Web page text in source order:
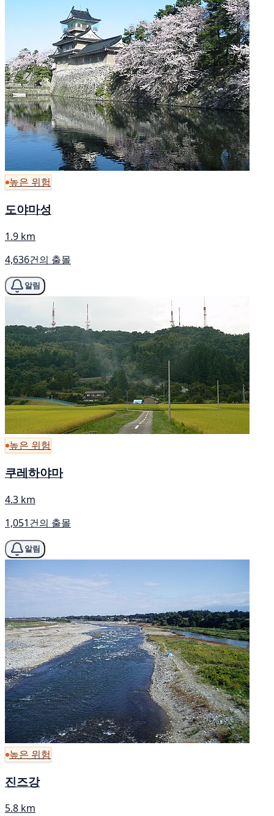
높은 위험
도야마성
1.9 km
4,636건의 출몰
알림
높은 위험
쿠레하야마
4.3 km
1,051건의 출몰
알림
높은 위험
진즈강
5.8 km